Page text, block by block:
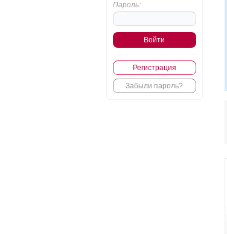
Пароль:
Регистрация
Забыли пароль?